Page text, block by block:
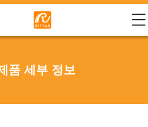
품 세부 정보